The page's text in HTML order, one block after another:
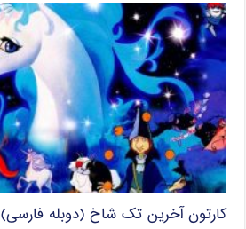
کارتون آخرین تک شاخ (دوبله فارسی)